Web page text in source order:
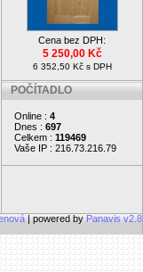
Cena bez DPH:
5 250,00 Kč
6 352,50 Kč s DPH
POČÍTADLO
Online : 4
Dnes : 697
Celkem : 119469
Vaše IP : 216.73.216.79
| powered by Panavis v2.8